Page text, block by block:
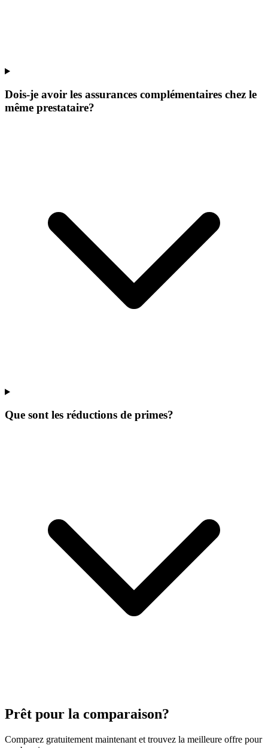
Dois-je avoir les assurances complémentaires chez le
même prestataire?
Que sont les réductions de primes?
Prêt pour la comparaison?
Comparez gratuitement maintenant et trouvez la meilleure offre pour